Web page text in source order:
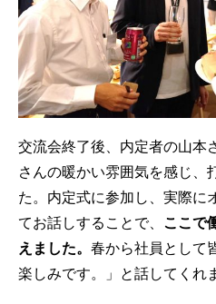
交流会終了後、内定者の山本
さんの暖かい雰囲気を感じ、
た。内定式に参加し、実際に
てお話しすることで、 ここで
えました。 春から社員として
楽しみです。」と話してくれ